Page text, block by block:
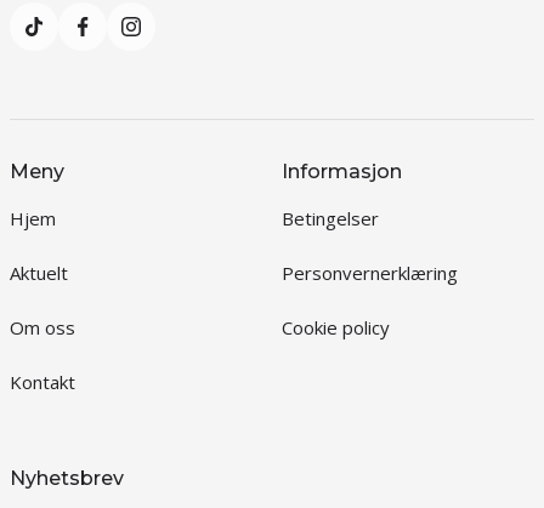
Meny
Hjem
Aktuelt
Om oss
Kontakt
Informasjon
Betingelser
Personvernerklæring
Cookie policy
Nyhetsbrev